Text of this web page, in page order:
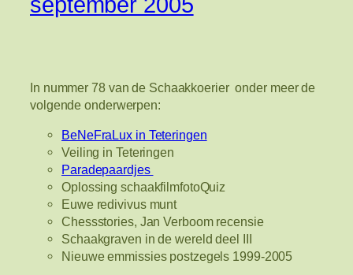
In nummer 78 van de Schaakkoerier onder meer de
volgende onderwerpen:
BeNeFraLux in Teteringen
Veiling in Teteringen
Paradepaardjes
Oplossing schaakfilmfotoQuiz
Euwe redivivus munt
Chessstories, Jan Verboom recensie
Schaakgraven in de wereld deel III
Nieuwe emmissies postzegels 1999-2005